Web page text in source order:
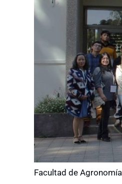
Facultad de Agronomía